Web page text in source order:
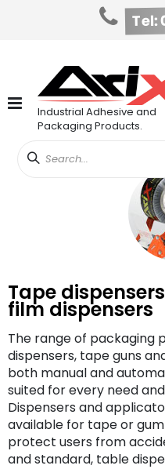
Tel:
Content
Industrial Adhesive and
Packaging Products.
Tape
film dispensers
The range of packaging
dispensers, tape guns
both manual and
suited for every need
Dispensers and
available for tape or
protect users from
and standard, table